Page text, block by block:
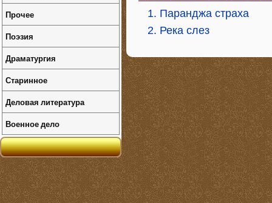
1. Паранджа страха
2. Река слез
Прочее
Поэзия
Драматургия
Старинное
Деловая литература
Военное дело